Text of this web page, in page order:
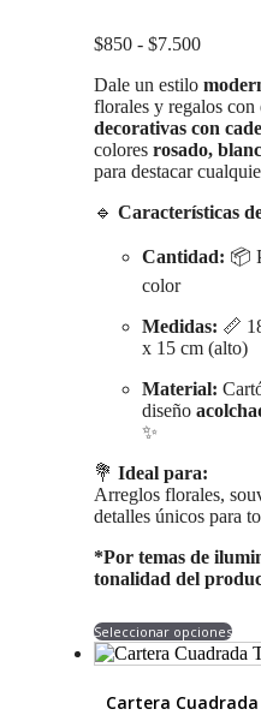
de
$850 - $7.500Rango
precios:
desde
$850
hasta
$7.500
Dale un estilo
florales y regalos con
decorativas con
colores rosado,
para destacar
🔹 Características
Cantidad: 📦
color
Medidas: 📏
x 15 cm (alto)
Material:
diseño
✨
💐 Ideal para:
Arreglos florales,
detalles únicos para
*Por temas de
tonalidad del
Seleccionar opciones
Cartera